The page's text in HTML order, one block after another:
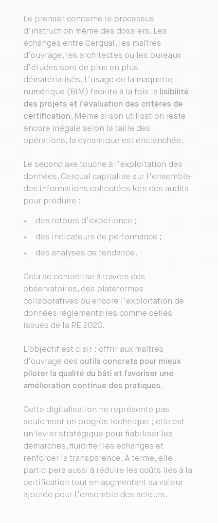
Le premier concerne le processus
d’instruction même des dossiers. Les
échanges entre Cerqual, les maîtres
d’ouvrage, les architectes ou les bureaux
d’études sont de plus en plus
dématérialisés. L’usage de la maquette
numérique (BIM) facilite à la fois la lisibilité
des projets et l’évaluation des critères de
certification. Même si son utilisation reste
encore inégale selon la taille des
opérations, la dynamique est enclenchée.
Le second axe touche à l’exploitation des
données. Cerqual capitalise sur l’ensemble
des informations collectées lors des audits
pour produire :
des retours d’expérience ;
des indicateurs de performance ;
des analyses de tendance.
Cela se concrétise à travers des
observatoires, des plateformes
collaboratives ou encore l’exploitation de
données réglementaires comme celles
issues de la RE 2020.
L’objectif est clair : offrir aux maîtres
d’ouvrage des outils concrets pour mieux
piloter la qualité du bâti et favoriser une
amélioration continue des pratiques.
Cette digitalisation ne représente pas
seulement un progrès technique ; elle est
un levier stratégique pour fiabiliser les
démarches, fluidifier les échanges et
renforcer la transparence. À terme, elle
participera aussi à réduire les coûts liés à la
certification tout en augmentant sa valeur
ajoutée pour l’ensemble des acteurs.